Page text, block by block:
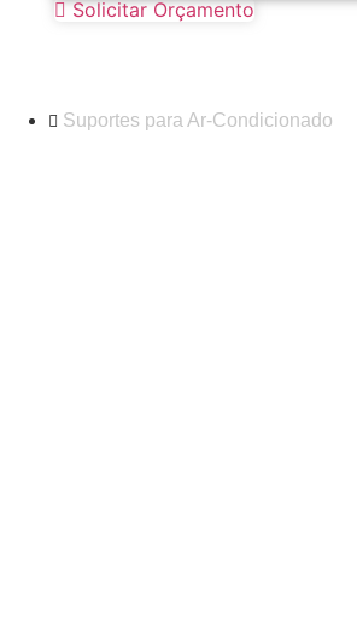
Solicitar Orçamento
Suportes para Ar-Condicionado